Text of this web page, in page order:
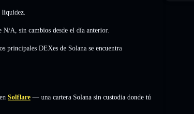
N/A sin cambios desde el día anterior.
principales DEXes de Solana se encuentra
Solflare — una cartera Solana sin custodia donde tú